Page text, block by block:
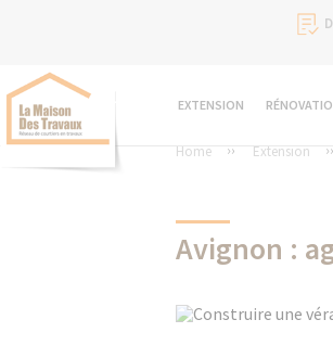
EXTENSION
Home Extension
Avignon :